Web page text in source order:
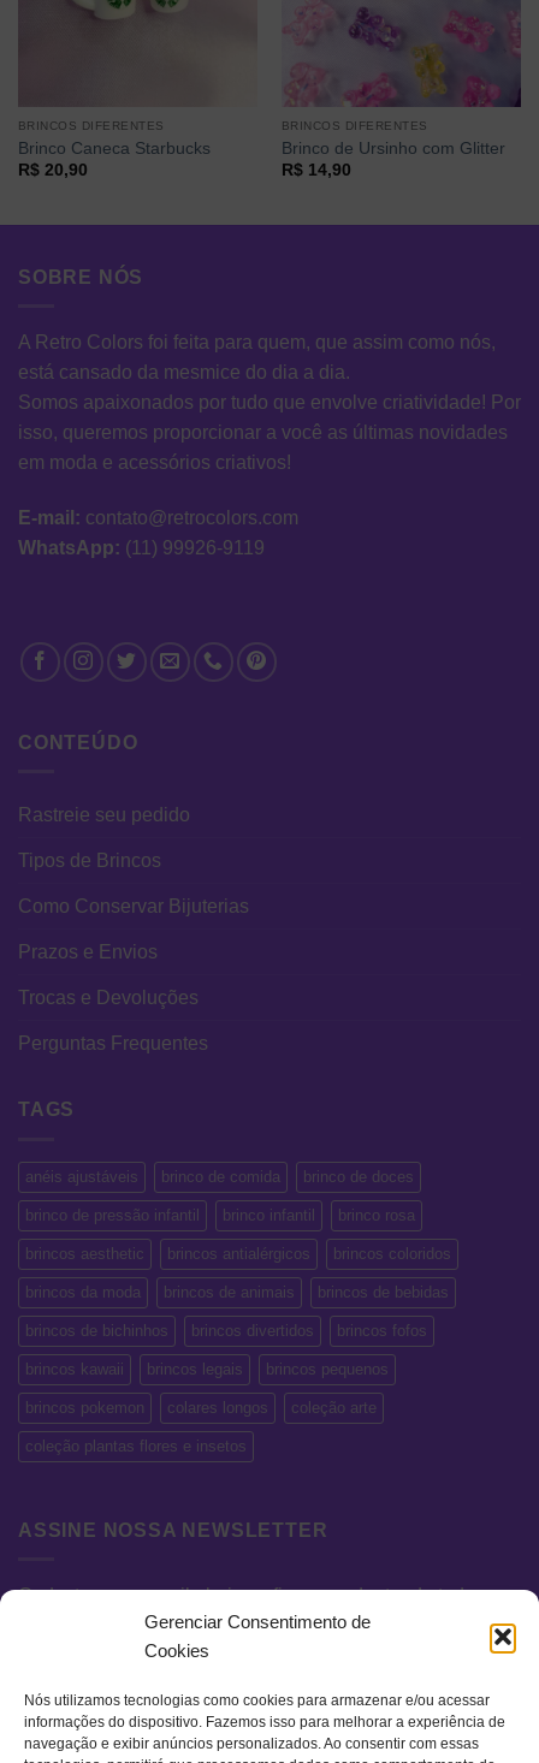
Gerenciar Consentimento de
Cookies
Nós utilizamos tecnologias como cookies para armazenar e/ou acessar
informações do dispositivo. Fazemos isso para melhorar a experiência de
navegação e exibir anúncios personalizados. Ao consentir com essas
BRINCOS DIFERENTES
Brinco Caneca Starbucks
R$20,90
BRINCOS DIFERENTES
Brinco de Ursinho com Glitter
R$14,90
SOBRE NÓS
A Retro Colors foi feita para quem, que assim como nós,
está cansado da mesmice do dia a dia.
Somos apaixonados por tudo que envolve criatividade! Por
isso, queremos proporcionar a você as últimas novidades
em moda e acessórios criativos!
E-mail: contato@retrocolors.com
WhatsApp: (11) 99926-9119
CONTEÚDO
Rastreie seu pedido
Tipos de Brincos
Como Conservar Bijuterias
Prazos e Envios
Trocas e Devoluções
Perguntas Frequentes
TAGS
anéis ajustáveis brinco de comida brinco de doces
brinco de pressão infantil brinco infantil brinco rosa
brincos aesthetic brincos antialérgicos brincos coloridos
brincos da moda brincos de animais brincos de bebidas
brincos de bichinhos brincos divertidos brincos fofos
brincos kawaii brincos legais brincos pequenos
brincos pokemon colares longos coleção arte
coleção plantas flores e insetos
ASSINE NOSSA NEWSLETTER
Cadastre seu e-mail abaixo e fique por dentro de todas as
novidades e promoções exclusivas.